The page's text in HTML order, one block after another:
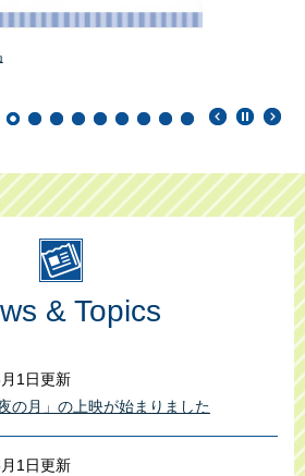
& Topics
1日更新
の月」の上映が始まりました
1日更新